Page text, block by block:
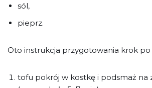
sól,
pieprz.
Oto instrukcja przygotowania krok po
tofu pokrój w kostkę i podsmaż na